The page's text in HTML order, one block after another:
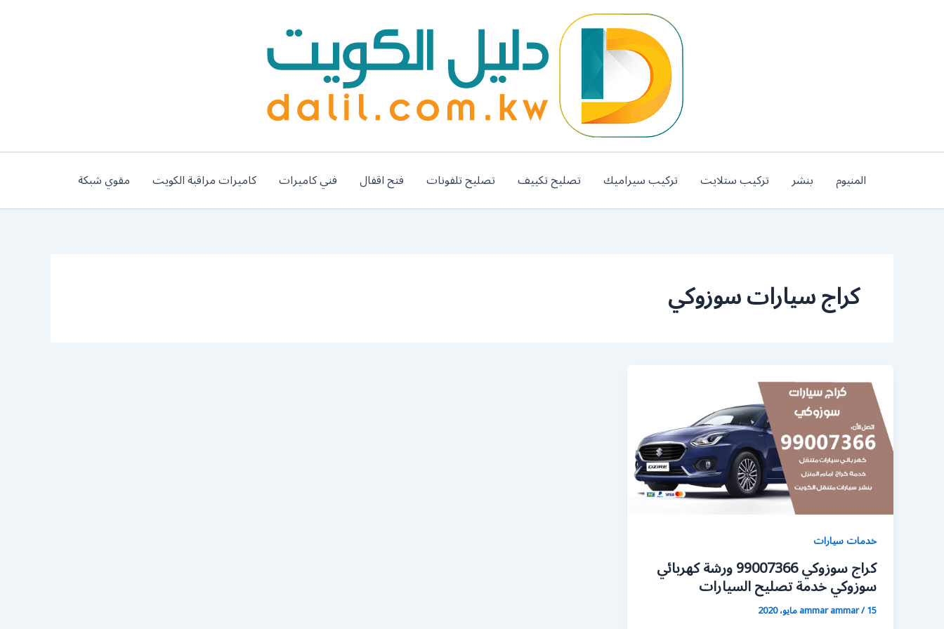
المنيوم بنشر تركيب ستلايت تركيب سيراميك تصليح تكييف تصليح تلفونات فتح اقفال فني كاميرات كاميرات مراقبة الكويت مقوي شبكة
كراج سيارات سوزوكي
خدمات سيارات
كراج سوزوكي 99007366 ورشة كهربائي
سوزوكي خدمة تصليح السيارات
ammar ammar/15 مايو، 2020